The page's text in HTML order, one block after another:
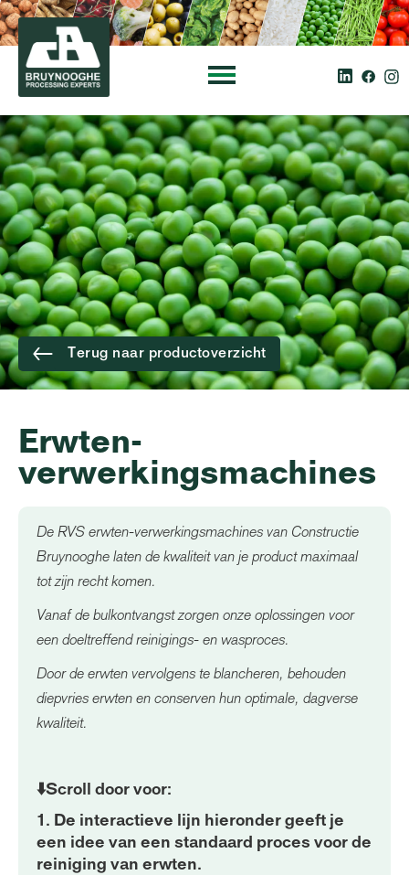
Terug naar productoverzicht
Erwten-
verwerkingsmachines
De RVS erwten-verwerkingsmachines van Constructie
Bruynooghe laten de kwaliteit van je product maximaal
tot zijn recht komen.
Vanaf de bulkontvangst zorgen onze oplossingen voor
een doeltreffend reinigings- en wasproces.
Door de erwten vervolgens te blancheren, behouden
diepvries erwten en conserven hun optimale, dagverse
kwaliteit.
⬇️Scroll door voor:
1. De interactieve lijn hieronder geeft je
een idee van een standaard proces voor de
reiniging van erwten.